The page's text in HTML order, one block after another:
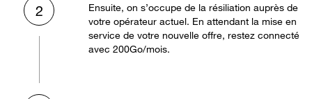
2
Ensuite, on s’occupe de la résiliation auprès de
votre opérateur actuel. En attendant la mise en
service de votre nouvelle offre, restez connecté
avec 200Go/mois.